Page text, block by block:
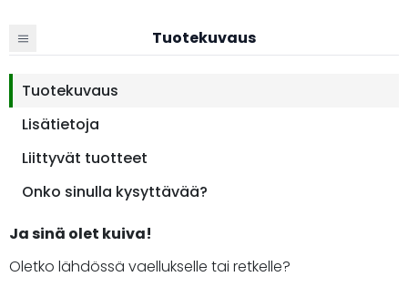
Tuotekuvaus
Tuotekuvaus
Lisätietoja
Liittyvät tuotteet
Onko sinulla kysyttävää?
Ja sinä olet kuiva!
Oletko lähdössä vaellukselle tai retkelle?